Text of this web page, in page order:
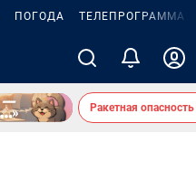
ПОГОДА ТЕЛЕПРОГРАММА
Ракетная